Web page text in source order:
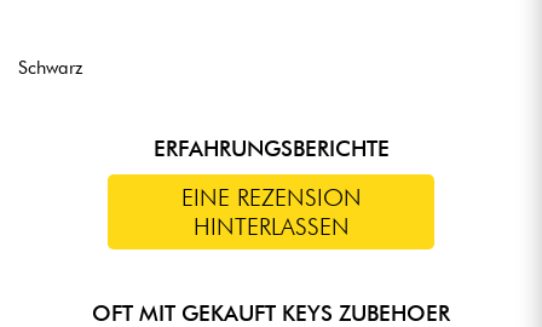
Schwarz
ERFAHRUNGSBERICHTE
EINE REZENSION
HINTERLASSEN
OFT MIT GEKAUFT KEYS ZUBEHOER